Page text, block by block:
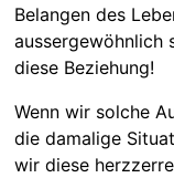
Belangen des
aussergewöhnlich
diese Beziehung!
Wenn wir solche
die damalige
wir diese